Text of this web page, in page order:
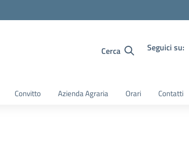
Cerca Seguici su:
Convitto Azienda Agraria Orari Contatti